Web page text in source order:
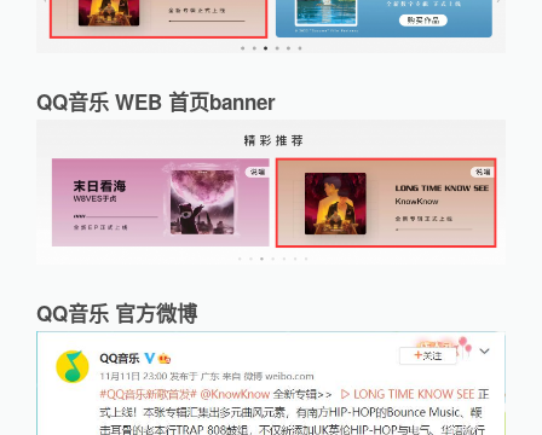
QQ音乐 WEB 首页banner
QQ音乐 官方微博